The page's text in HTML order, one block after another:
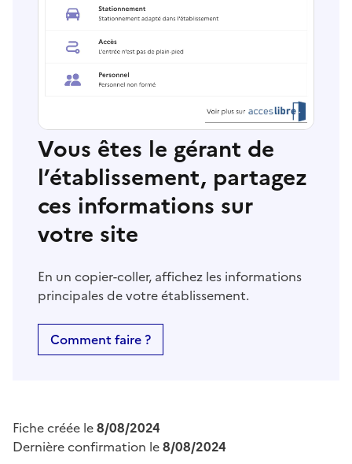
Vous êtes le gérant de
l’établissement, partagez
ces informations sur
votre site
En un copier-coller, affichez les informations
principales de votre établissement.
Comment faire ?
Fiche créée le8/08/2024
Dernière confirmation le8/08/2024